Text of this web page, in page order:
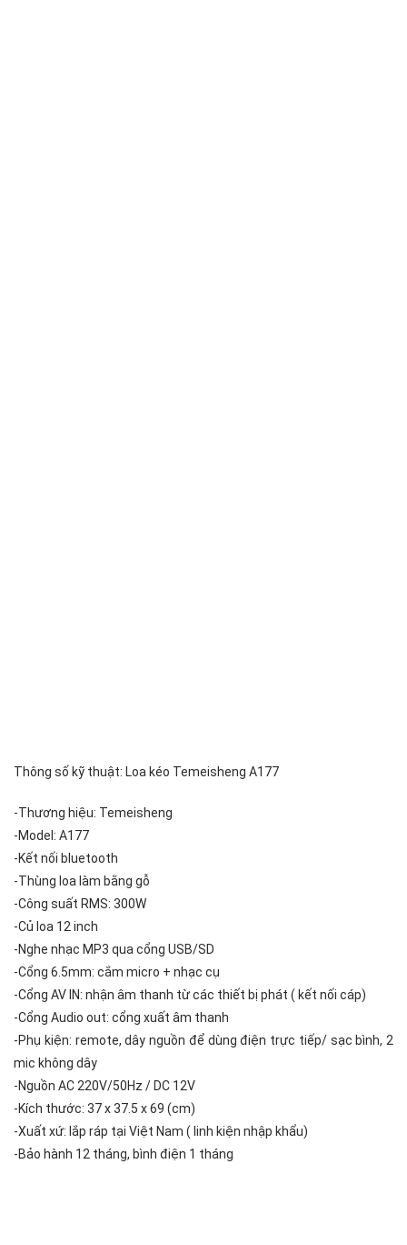
Thông số kỹ thuật: Loa kéo Temeisheng A177
-Thương hiệu: Temeisheng
-Model: A177
-Kết nối bluetooth
-Thùng loa làm bằng gỗ
-Công suất RMS: 300W
-Củ loa 12 inch
-Nghe nhạc MP3 qua cổng USB/SD
-Cổng 6.5mm: cắm micro + nhạc cụ
-Cổng AV IN: nhận âm thanh từ các thiết bị phát ( kết nối cáp)
-Cổng Audio out: cổng xuất âm thanh
-Phụ kiện: remote, dây nguồn để dùng điện trực tiếp/ sạc bình, 2
mic không dây
-Nguồn AC 220V/50Hz / DC 12V
-Kích thước: 37 x 37.5 x 69 (cm)
-Xuất xứ: lắp ráp tại Việt Nam ( linh kiện nhập khẩu)
-Bảo hành 12 tháng, bình điện 1 tháng